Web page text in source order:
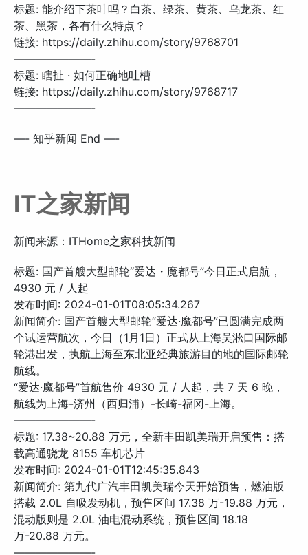
标题: 能介绍下茶叶吗？白茶、绿茶、黄茶、乌龙茶、红
茶、黑茶，各有什么特点？
链接: https://daily.zhihu.com/story/9768701
———————-
标题: 瞎扯 · 如何正确地吐槽
链接: https://daily.zhihu.com/story/9768717
———————-
—- 知乎新闻 End —-
IT之家新闻
新闻来源：ITHome之家科技新闻
标题: 国产首艘大型邮轮“爱达・魔都号”今日正式启航，
4930 元 / 人起
发布时间: 2024-01-01T08:05:34.267
新闻简介: 国产首艘大型邮轮“爱达·魔都号”已圆满完成两
个试运营航次，今日（1月1日）正式从上海吴淞口国际邮
轮港出发，执航上海至东北亚经典旅游目的地的国际邮轮
航线。
“爱达·魔都号”首航售价 4930 元 / 人起，共 7 天 6 晚，
航线为上海-济州（西归浦）-长崎-福冈-上海。
———————-
标题: 17.38~20.88 万元，全新丰田凯美瑞开启预售：搭
载高通骁龙 8155 车机芯片
发布时间: 2024-01-01T12:45:35.843
新闻简介: 第九代广汽丰田凯美瑞今天开始预售，燃油版
搭载 2.0L 自吸发动机，预售区间 17.38 万-19.88 万元，
混动版则是 2.0L 油电混动系统，预售区间 18.18
万-20.88 万元。